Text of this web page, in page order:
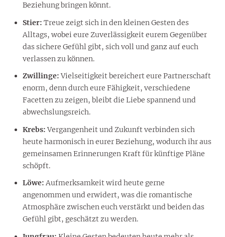
Beziehung bringen könnt.
Stier: Treue zeigt sich in den kleinen Gesten des
Alltags, wobei eure Zuverlässigkeit eurem Gegenüber
das sichere Gefühl gibt, sich voll und ganz auf euch
verlassen zu können.
Zwillinge:Vielseitigkeit bereichert eure Partnerschaft
enorm, denn durch eure Fähigkeit, verschiedene
Facetten zu zeigen, bleibt die Liebe spannend und
abwechslungsreich.
Krebs:Vergangenheit und Zukunft verbinden sich
heute harmonisch in eurer Beziehung, wodurch ihr aus
gemeinsamen Erinnerungen Kraft für künftige Pläne
schöpft.
Löwe: Aufmerksamkeit wird heute gerne
angenommen und erwidert, was die romantische
Atmosphäre zwischen euch verstärkt und beiden das
Gefühl gibt, geschätzt zu werden.